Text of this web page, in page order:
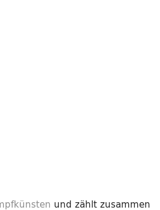
und zählt zusammen